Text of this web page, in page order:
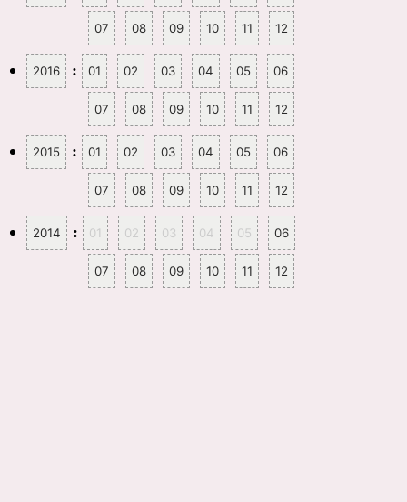
07 08 09 10 11 12
2016 : 01 02 03 04 05 06
07 08 09 10 11 12
2015 : 01 02 03 04 05 06
07 08 09 10 11 12
2014 : 01 02 03 04 05 06
07 08 09 10 11 12